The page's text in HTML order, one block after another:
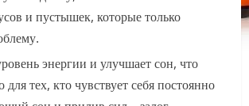
и пустышек, которые только
энергии и улучшает сон, что
тех, кто чувствует себя постоянно